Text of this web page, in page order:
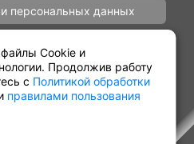
персональных данных
Cookie и
Продолжив работу
с Политикой обработки
правилами пользования